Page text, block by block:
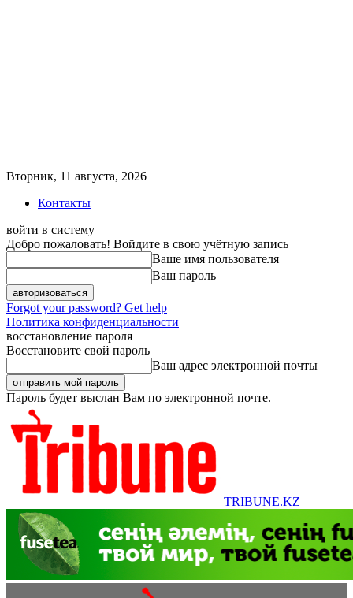
Вторник, 11 августа, 2026
Контакты
войти в систему
Добро пожаловать! Войдите в свою учётную запись
Ваше имя пользователя
Ваш пароль
Forgot your password? Get help
Политика конфиденциальности
восстановление пароля
Восстановите свой пароль
Ваш адрес электронной почты
Пароль будет выслан Вам по электронной почте.
TRIBUNE.KZ